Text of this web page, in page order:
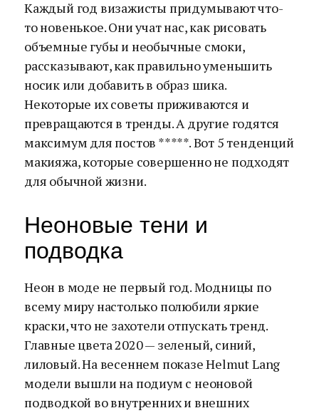
Каждый год визажисты придумывают что-
то новенькое. Они учат нас, как рисовать
объемные губы и необычные смоки,
рассказывают, как правильно уменьшить
носик или добавить в образ шика.
Некоторые их советы приживаются и
превращаются в тренды. А другие годятся
максимум для постов *****. Вот 5 тенденций
макияжа, которые совершенно не подходят
для обычной жизни.
Неоновые тени и
подводка
Неон в моде не первый год. Модницы по
всему миру настолько полюбили яркие
краски, что не захотели отпускать тренд.
Главные цвета 2020 — зеленый, синий,
лиловый. На весеннем показе Helmut Lang
модели вышли на подиум с неоновой
подводкой во внутренних и внешних